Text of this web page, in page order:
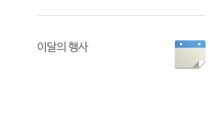
이달의 행사